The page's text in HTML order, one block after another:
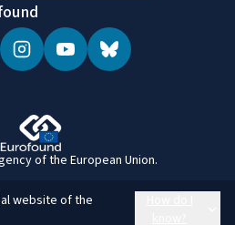
of the European Union.
website of the